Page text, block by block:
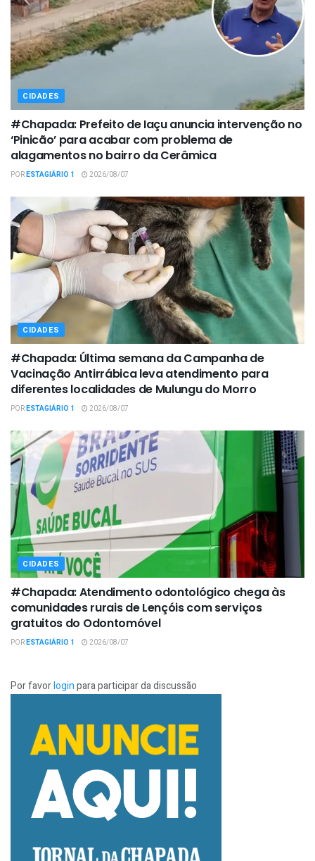
CIDADES
#Chapada: Prefeito de Iaçu anuncia intervenção no
‘Pinicão’ para acabar com problema de
alagamentos no bairro da Cerâmica
PORESTAGIÁRIO 1 2026/08/07
CIDADES
#Chapada: Última semana da Campanha de
Vacinação Antirrábica leva atendimento para
diferentes localidades de Mulungu do Morro
PORESTAGIÁRIO 1 2026/08/07
CIDADES
#Chapada: Atendimento odontológico chega às
comunidades rurais de Lençóis com serviços
gratuitos do Odontomóvel
PORESTAGIÁRIO 1 2026/08/07
Por favorloginpara participar da discussão